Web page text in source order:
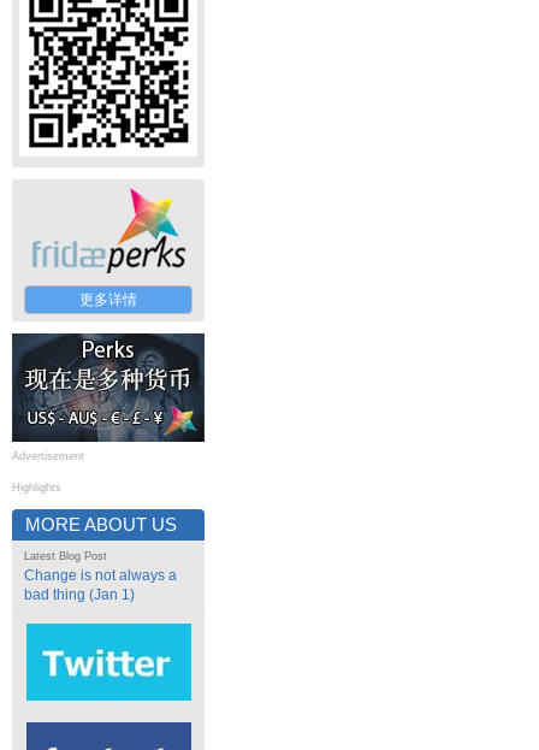
更多详情
Advertisement
Highlights
MORE ABOUT US
Latest Blog Post
Change is not always a
bad thing (Jan 1)